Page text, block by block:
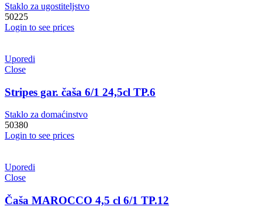
Staklo za ugostiteljstvo
50225
Login to see prices
Uporedi
Close
Stripes gar. čaša 6/1 24,5cl TP.6
Staklo za domaćinstvo
50380
Login to see prices
Uporedi
Close
Čaša MAROCCO 4,5 cl 6/1 TP.12